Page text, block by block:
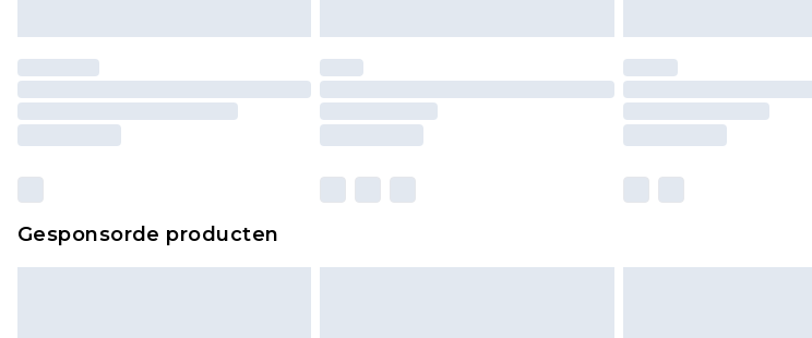
Gesponsorde producten